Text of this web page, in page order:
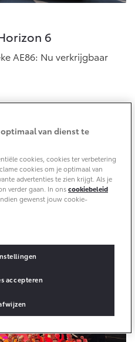
(SIL)
6
AE86: Nu verkrijgbaar
is goud
Bij Special
van dienst te
cookies, cookies ter verbetering
cookies om je optimaal van
advertenties te zien krijgt. Als je
verder gaan. In onscookiebeleid
gewenst jouw cookie-
accepteren